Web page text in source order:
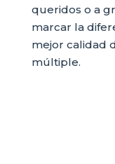
queridos o a
marcar la
mejor calidad
múltiple.